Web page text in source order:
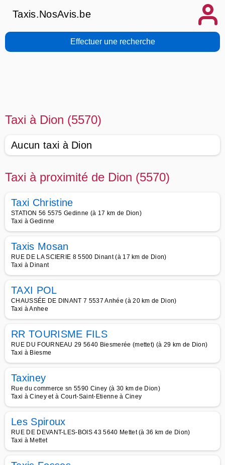
Taxis.NosAvis.be
Effectuer une recherche
Taxi à Dion (5570)
Aucun taxi à Dion
Taxi à proximité de Dion (5570)
Taxi Christine
STATION 56 5575 Gedinne (à 17 km de Dion)
Taxi à Gedinne
Taxis Mosan
RUE DE LA SCIERIE 8 5500 Dinant (à 17 km de Dion)
Taxi à Dinant
TAXI POL
CHAUSSÉE DE DINANT 7 5537 Anhée (à 20 km de Dion)
Taxi à Anhee
RR TOURISME FILS
RUE DU FOURNEAU 29 5640 Biesmerée (mettet) (à 29 km de Dion)
Taxi à Biesme
Taxiney
Rue du commerce sn 5590 Ciney (à 30 km de Dion)
Taxi à Ciney et à Court-Saint-Etienne à Ciney
Les Spiroux
RUE DE DEVANT-LES-BOIS 43 5640 Mettet (à 36 km de Dion)
Taxi à Mettet